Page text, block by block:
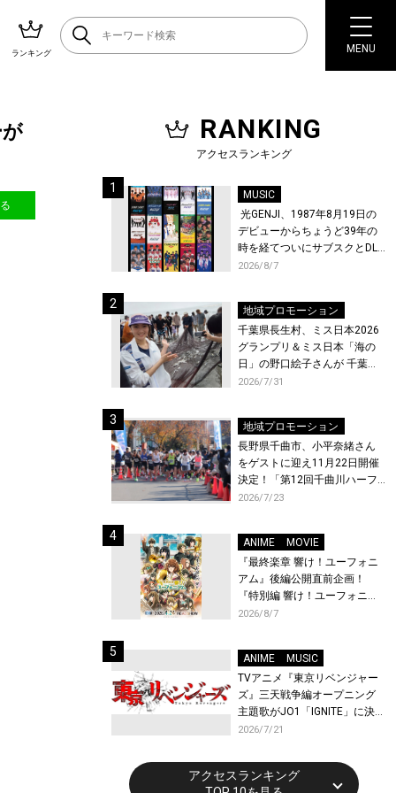
ランキング MENU
RANKING
アクセスランキング
MUSIC
光GENJI、1987年8月19日の
デビューからちょうど39年の
時を経てついにサブスクとDL
配信が解禁！
2026/8/7
地域プロモーション
千葉県長生村、ミス日本2026
グランプリ＆ミス日本「海の
日」の野口絵子さんが 千葉県
唯一の村・長生村で地引網を
2026/7/31
地域プロモーション
長野県千曲市、小平奈緒さん
をゲストに迎え11月22日開催
決定！「第12回千曲川ハーフ
マラソン」エントリー受付開
2026/7/23
ANIME
MOVIE
『最終楽章 響け！ユーフォニ
アム』後編公開直前企画！
『特別編 響け！ユーフォニア
ム〜アンサンブルコンテス
映が決定！
2026/8/7
ANIME
MUSIC
TVアニメ『東京リベンジャー
ズ』三天戦争編オープニング
主題歌がJO1「IGNITE」に決
定！メンバー全員から喜びと
トが到着！9月に東京・大阪で
先行上映会を開催！
2026/7/21
アクセスランキング